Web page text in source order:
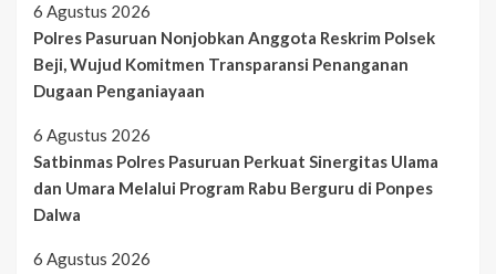
6 Agustus 2026
Polres Pasuruan Nonjobkan Anggota Reskrim Polsek
Beji, Wujud Komitmen Transparansi Penanganan
Dugaan Penganiayaan
6 Agustus 2026
Satbinmas Polres Pasuruan Perkuat Sinergitas Ulama
dan Umara Melalui Program Rabu Berguru di Ponpes
Dalwa
6 Agustus 2026